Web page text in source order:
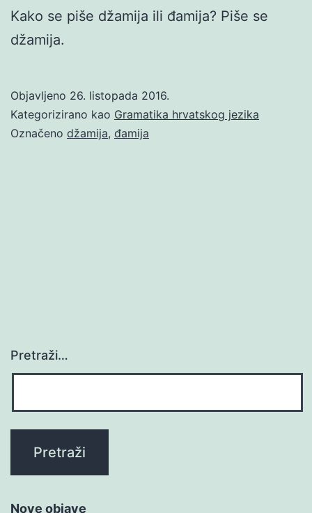
Kako se piše džamija ili đamija? Piše se
džamija.
Objavljeno 26. listopada 2016.
Kategorizirano kao Gramatika hrvatskog jezika
Označeno džamija, đamija
Pretraži…
Nove objave